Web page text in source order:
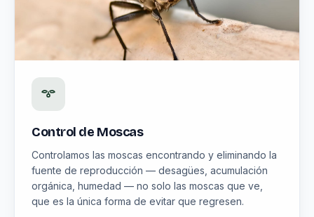
Control de Moscas
Controlamos las moscas encontrando y eliminando la
fuente de reproducción — desagües, acumulación
orgánica, humedad — no solo las moscas que ve,
que es la única forma de evitar que regresen.